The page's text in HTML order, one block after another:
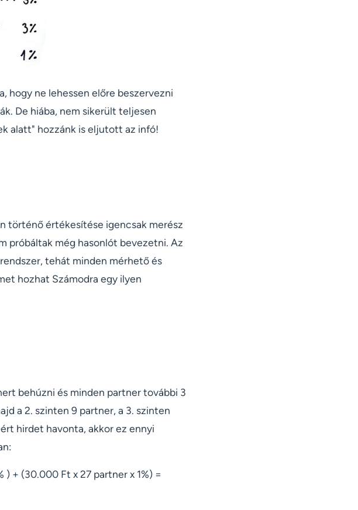
hogy ne lehessen előre beszervezni
De hiába, nem sikerült teljesen
alatt" hozzánk is eljutott az infó!
történő értékesítése igencsak merész
próbáltak még hasonlót bevezetni. Az
tehát minden mérhető és
hozhat Számodra egy ilyen
behúzni és minden partner további 3
a 2. szinten 9 partner, a 3. szinten
hirdet havonta, akkor ez ennyi
+ (30.000 Ft x 27 partner x 1%) =